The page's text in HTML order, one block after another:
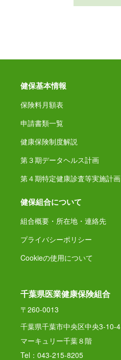
健保基本情報
保険料月額表
申請書類一覧
健康保険制度解説
第３期データヘルス計画
第４期特定健康診査等実施計画
健保組合について
組合概要・所在地・連絡先
プライバシーポリシー
Cookieの使用について
千葉県医業健康保険組合
〒260-0013
千葉県千葉市中央区中央3-10-4
マーキュリー千葉８階
Tel：043-215-8205